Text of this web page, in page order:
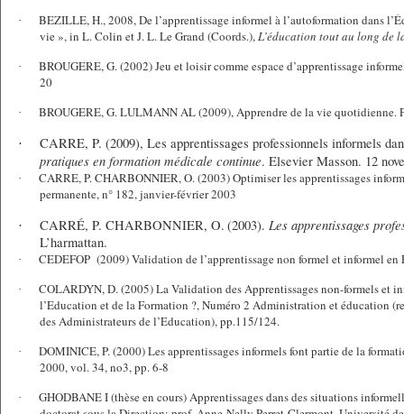
·
BEZILLE, H., 2008, De l’apprentissage informel à l’autoformation dans
vie », in L. Colin et J. L. Le Grand (Coords.),L’éducation tout au long de
·
BROUGERE, G. (2002) Jeu et loisir comme espace d’apprentissage
20
· BROUGERE, G. LULMANN AL (2009), Apprendre de la vie quotidienne.
· CARRE, P. (2009), Les apprentissages professionnels informels
pratiques en formation médicale continue. Elsevier Masson. 12
·
CARRE, P. CHARBONNIER, O. (2003) Optimiser les apprentissages
permanente, n° 182, janvier-février 2003
· CARRÉ, P. CHARBONNIER, O. (2003). Les apprentissages
L’harmattan.
· CEDEFOP (2009) Validation de l’apprentissage non formel et informel
·
COLARDYN, D. (2005) La Validation des Apprentissages non-formels et
l’Education et de la Formation ?, Numéro 2 Administration et éducation
des Administrateurs de l’Education), pp.115/124.
·
DOMINICE, P. (2000) Les apprentissages informels font partie de la
2000, vol. 34, no3, pp. 6-8
·
GHODBANE I (thèse en cours) Apprentissages dans des situations